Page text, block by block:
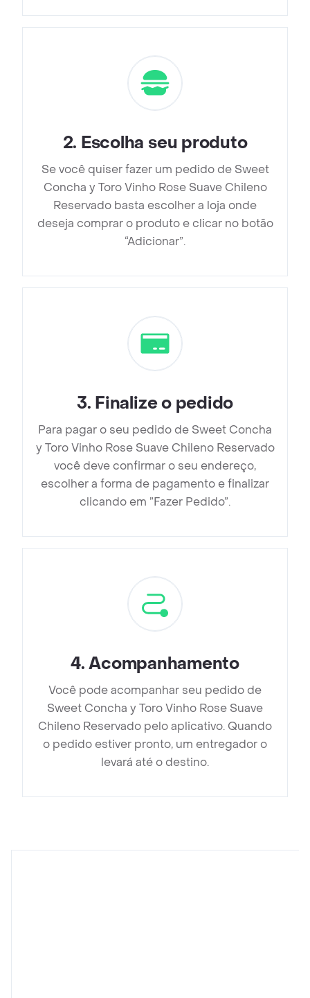
2. Escolha seu produto
Se você quiser fazer um pedido de Sweet
Concha y Toro Vinho Rose Suave Chileno
Reservado basta escolher a loja onde
deseja comprar o produto e clicar no botão
“Adicionar”.
3. Finalize o pedido
Para pagar o seu pedido de Sweet Concha
y Toro Vinho Rose Suave Chileno Reservado
você deve confirmar o seu endereço,
escolher a forma de pagamento e finalizar
clicando em ”Fazer Pedido”.
4.Acompanhamento
Você pode acompanhar seu pedido de
Sweet Concha y Toro Vinho Rose Suave
Chileno Reservado pelo aplicativo. Quando
o pedido estiver pronto, um entregador o
levará até o destino.